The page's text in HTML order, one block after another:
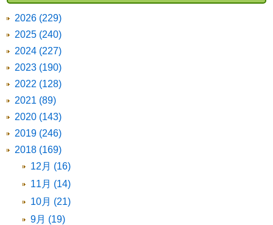
2026 (229)
2025 (240)
2024 (227)
2023 (190)
2022 (128)
2021 (89)
2020 (143)
2019 (246)
2018 (169)
12月 (16)
11月 (14)
10月 (21)
9月 (19)